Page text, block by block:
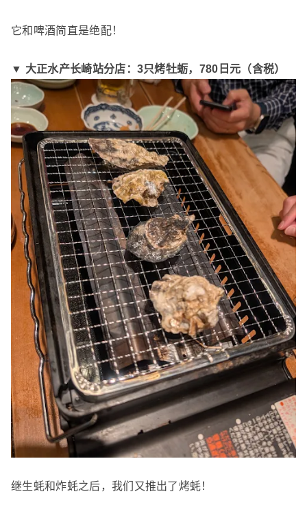
它和啤酒简直是绝配！
▼ 大正水产长崎站分店：3只烤牡蛎，780日元（含税）
继生蚝和炸蚝之后，我们又推出了烤蚝！